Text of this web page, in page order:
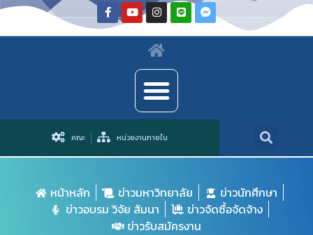
คณะ หน่วยงานภายใน
หน้าหลัก ข่าวมหาวิทยาลัย
ข่าวนักศึกษา
ข่าวอบรม วิจัย สัมนา
ข่าวจัดซื้อจัดจ้าง
ข่าวรับสมัครงาน